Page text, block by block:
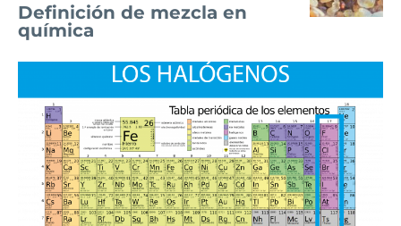
Definición de mezcla en
química